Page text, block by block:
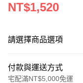
NT$1,520
請選擇商品選項
付款與運送方式
宅配滿NT$5,000免運